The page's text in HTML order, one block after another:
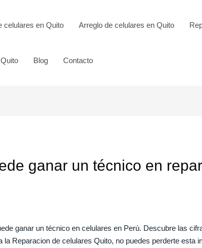
celulares en Quito Arreglo de celulares en Quito
Blog Contacto
ganar un técnico en
ganar un técnico en celulares en Perú. Descubre las
Reparacion de celulares Quito, no puedes perderte esta